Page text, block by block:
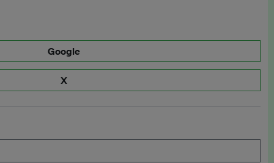
Google
X